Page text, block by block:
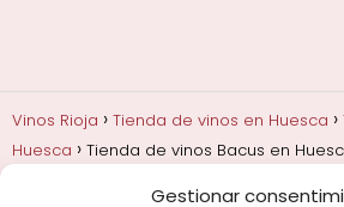
Gestionar
Vinos Rioja Tienda de vinos en Huesca
Huesca
Tienda de vinos Bacus en